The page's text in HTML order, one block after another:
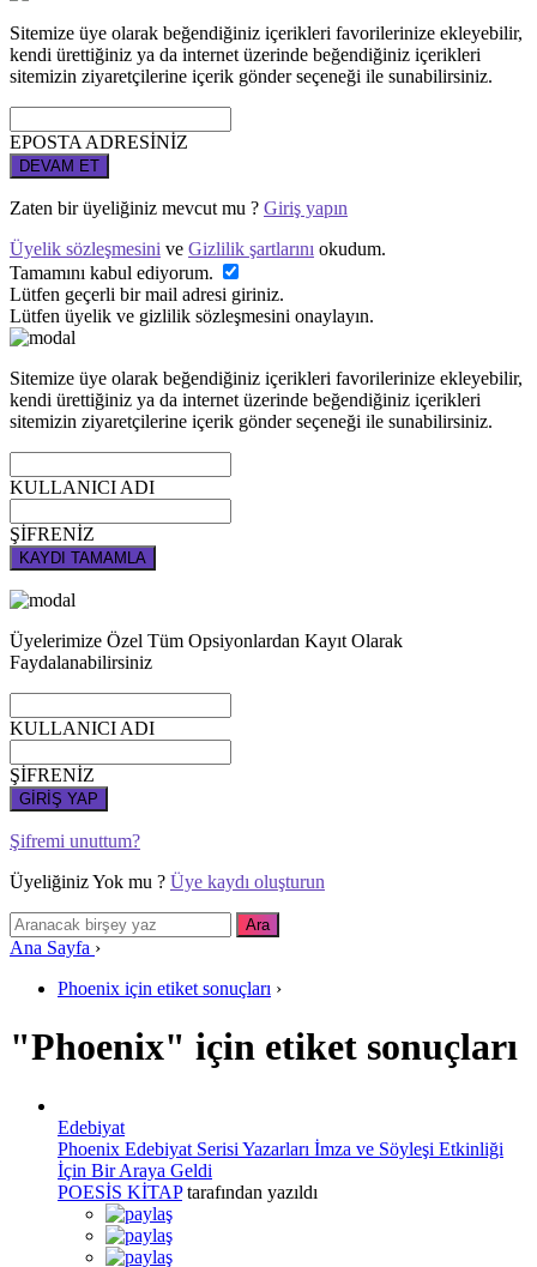
Sitemize üye olarak beğendiğiniz içerikleri favorilerinize ekleyebilir,
kendi ürettiğiniz ya da internet üzerinde beğendiğiniz içerikleri
sitemizin ziyaretçilerine içerik gönder seçeneği ile sunabilirsiniz.
EPOSTA ADRESİNİZ
DEVAM ET
Zaten bir üyeliğiniz mevcut mu ? Giriş yapın
Üyelik sözleşmesini ve Gizlilik şartlarını okudum.
Tamamını kabul ediyorum.
Lütfen geçerli bir mail adresi giriniz.
Lütfen üyelik ve gizlilik sözleşmesini onaylayın.
Sitemize üye olarak beğendiğiniz içerikleri favorilerinize ekleyebilir,
kendi ürettiğiniz ya da internet üzerinde beğendiğiniz içerikleri
sitemizin ziyaretçilerine içerik gönder seçeneği ile sunabilirsiniz.
KULLANICI ADI
ŞİFRENİZ
KAYDI TAMAMLA
Üyelerimize Özel Tüm Opsiyonlardan Kayıt Olarak
Faydalanabilirsiniz
KULLANICI ADI
ŞİFRENİZ
GİRİŞ YAP
Şifremi unuttum?
Üyeliğiniz Yok mu ? Üye kaydı oluşturun
Ana Sayfa ›
Phoenix için etiket sonuçları ›
"Phoenix" için etiket sonuçları
Edebiyat
Phoenix Edebiyat Serisi Yazarları İmza ve Söyleşi Etkinliği
İçin Bir Araya Geldi
POESİS KİTAPtarafından yazıldı